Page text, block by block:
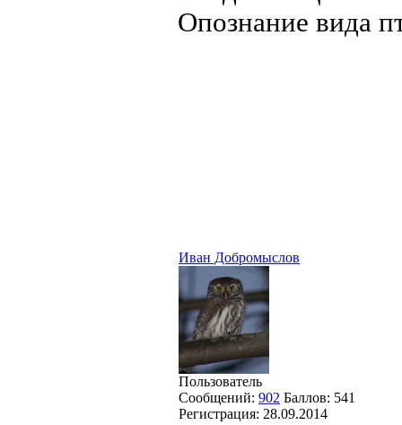
Опознание вида
Иван Добромыслов
Пользователь
Сообщений: 902 Баллов: 541
Регистрация: 28.09.2014